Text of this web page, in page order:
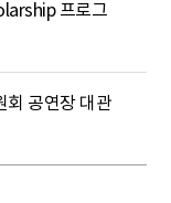
프로그
회 공연장 대관